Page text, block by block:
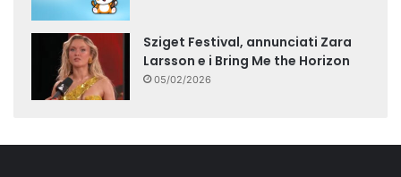
Sziget Festival, annunciati Zara
Larsson e i Bring Me the Horizon
05/02/2026